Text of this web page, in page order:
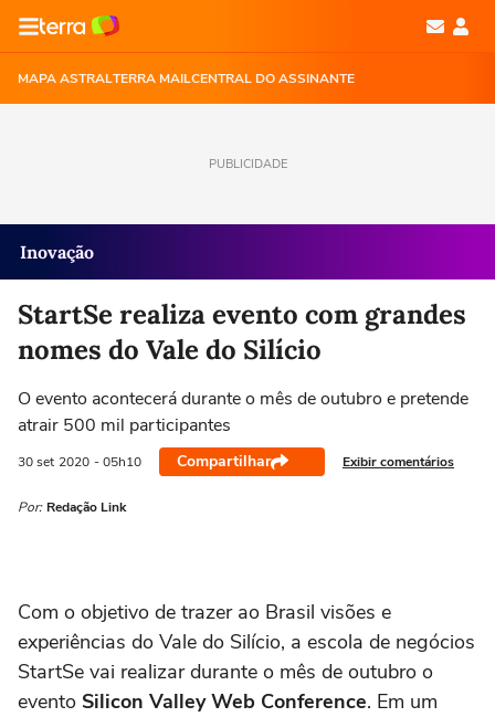
MAPA ASTRALTERRA MAILCENTRAL DO ASSINANTE
PUBLICIDADE
Inovação
StartSe realiza evento com grandes
nomes do Vale do Silício
O evento acontecerá durante o mês de outubro e pretende
atrair 500 mil participantes
30 set 2020 - 05h10 Compartilhar Exibir comentários
Por: Redação Link
Com o objetivo de trazer ao Brasil visões e
experiências do Vale do Silício, a escola de negócios
StartSe vai realizar durante o mês de outubro o
evento Silicon Valley Web Conference. Em um